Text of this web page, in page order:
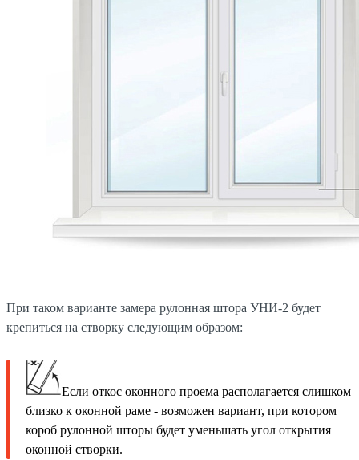
При таком варианте замера рулонная штора УНИ-2 будет
крепиться на створку следующим образом:
Если откос оконного проема располагается слишком
близко к оконной раме - возможен вариант, при котором
короб рулонной шторы будет уменьшать угол открытия
оконной створки.